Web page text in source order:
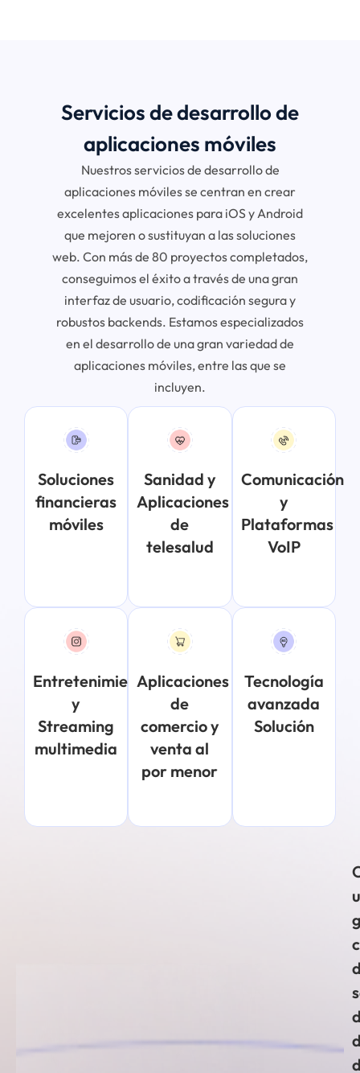
Servicios de desarrollo de
aplicaciones móviles
Nuestros servicios de desarrollo de
aplicaciones móviles se centran en crear
excelentes aplicaciones para iOS y Android
que mejoren o sustituyan a las soluciones
web. Con más de 80 proyectos completados,
conseguimos el éxito a través de una gran
interfaz de usuario, codificación segura y
robustos backends. Estamos especializados
en el desarrollo de una gran variedad de
aplicaciones móviles, entre las que se
incluyen.
Soluciones
financieras
móviles
Sanidad y
Aplicaciones
de
telesalud
Comunicación
y
Plataformas
VoIP
Entretenimiento
y
Streaming
multimedia
Aplicaciones
de
comercio y
venta al
por menor
Tecnología
avanzada
Solución